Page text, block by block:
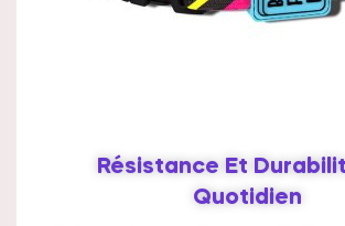
Résistance Et
Quotidien